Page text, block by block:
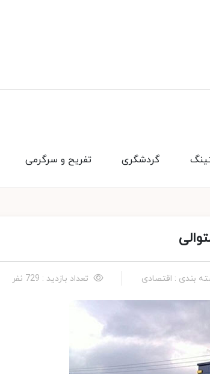
تفریح و سرگرمی گردشگری
بندی : اقتصادی تعداد بازدید : 729 نفر